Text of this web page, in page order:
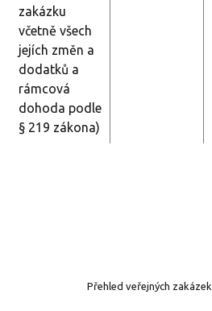
zakázku
včetně všech
jejích změn a
dodatků a
rámcová
dohoda podle
§ 219 zákona)
Přehled veřejných zakázek